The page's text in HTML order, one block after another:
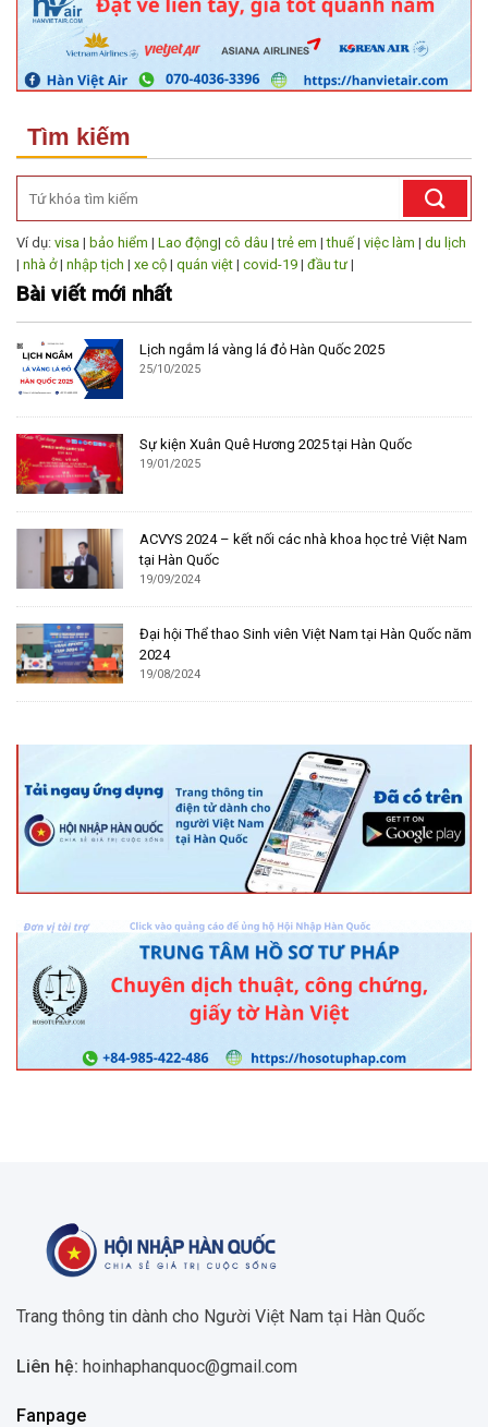
Tìm kiếm
Ví dụ: visa | bảo hiểm | Lao động| cô dâu |trẻ em |thuế| việc làm | du lịch
| nhà ở| nhập tịch | xe cộ | quán việt | covid-19 | đầu tư |
Bài viết mới nhất
Lịch ngắm lá vàng lá đỏ Hàn Quốc 2025
25/10/2025
Sự kiện Xuân Quê Hương 2025 tại Hàn Quốc
19/01/2025
ACVYS 2024 – kết nối các nhà khoa học trẻ Việt Nam
tại Hàn Quốc
19/09/2024
Đại hội Thể thao Sinh viên Việt Nam tại Hàn Quốc năm
2024
19/08/2024
Trang thông tin dành cho Người Việt Nam tại Hàn Quốc
Liên hệ: hoinhaphanquoc@gmail.com
Fanpage